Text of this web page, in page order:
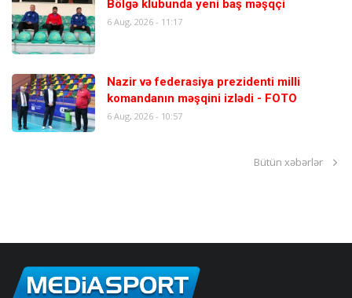
Bölgə klubunda yeni baş məşqçi
6 Aug, 2026 - 11:17
Nazir və federasiya prezidenti milli
komandanın məşqini izlədi - FOTO
6 Aug, 2026 - 10:57
Bütün xəbərlər